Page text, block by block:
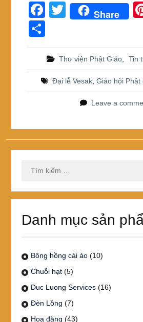
F
a
c
e
b
o
k
T
er
Share
h
ar
e
Thư viện Phật Giáo Tin
Đại lễ Vesak ,Giáo hội Phật
Leave a
kiếm
Danh mục sản
Bông hồng cài áo (10)
Chuỗi hạt (5)
Duc Luong Services (16)
Đèn Lồng (7)
Hoa đăng (43)